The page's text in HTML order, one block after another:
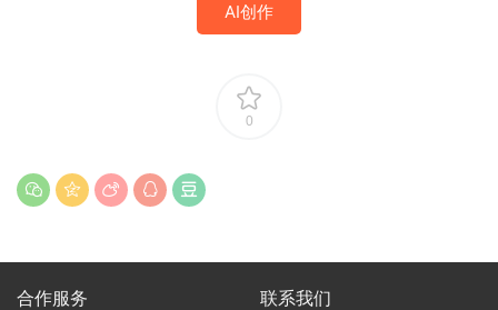
AI创作
0
合作服务 联系我们